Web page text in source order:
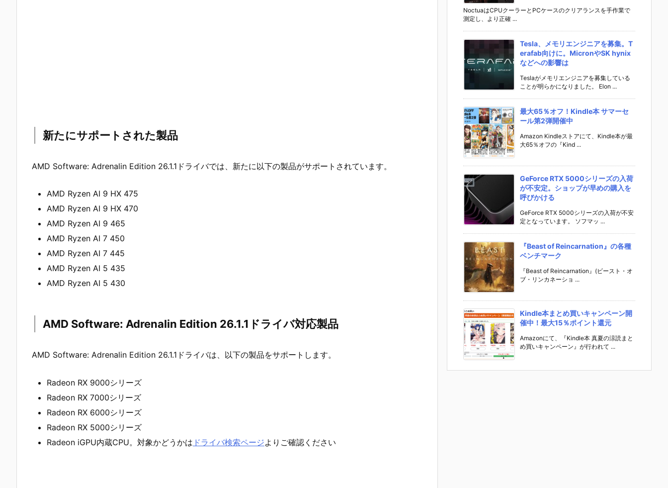
新たにサポートされた製品
AMD Software: Adrenalin Edition 26.1.1ドライバでは、新たに以下の製品がサポートされています。
AMD Ryzen AI 9 HX 475
AMD Ryzen AI 9 HX 470
AMD Ryzen AI 9 465
AMD Ryzen AI 7 450
AMD Ryzen AI 7 445
AMD Ryzen AI 5 435
AMD Ryzen AI 5 430
AMD Software: Adrenalin Edition 26.1.1ドライバ対応製品
AMD Software: Adrenalin Edition 26.1.1ドライバは、以下の製品をサポートします。
Radeon RX 9000シリーズ
Radeon RX 7000シリーズ
Radeon RX 6000シリーズ
Radeon RX 5000シリーズ
Radeon iGPU内蔵CPU。対象かどうかは ドライバ検索ページよりご確認ください
NoctuaはCPUクーラーとPCケースのクリアランスを手作業で
測定し、より正確 ...
Tesla、メモリエンジニアを募集。T
erafab向けに。MicronやSK hynix
などへの影響は
Teslaがメモリエンジニアを募集している
ことが明らかになりました。 Elon ...
最大65％オフ！Kindle本 サマーセ
ール第2弾開催中
Amazon Kindleストアにて、Kindle本が最
大65％オフの『Kind ...
GeForce RTX 5000シリーズの入荷
が不安定。ショップが早めの購入を
呼びかける
GeForce RTX 5000シリーズの入荷が不安
定となっています。 ソフマッ ...
『Beast of Reincarnation』の各種
ベンチマーク
『Beast of Reincarnation』(ビースト・オ
ブ・リンカネーショ ...
Kindle本まとめ買いキャンペーン開
催中！最大15％ポイント還元
Amazonにて、『Kindle本 真夏の涼読まと
め買いキャンペーン』が行われて ...